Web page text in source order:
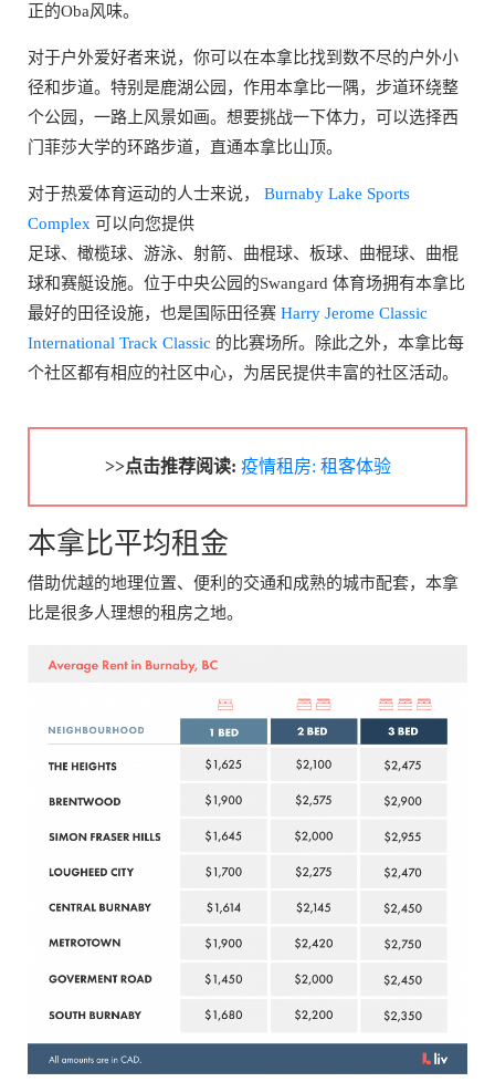
正的Oba风味。
对于户外爱好者来说，你可以在本拿比找到数不尽的户外小
径和步道。特别是鹿湖公园，作用本拿比一隅，步道环绕整
个公园，一路上风景如画。想要挑战一下体力，可以选择西
门菲莎大学的环路步道，直通本拿比山顶。
对于热爱体育运动的人士来说， Burnaby Lake Sports
Complex 可以向您提供
足球、橄榄球、游泳、射箭、曲棍球、板球、曲棍球、曲棍
球和赛艇设施。位于中央公园的Swangard 体育场拥有本拿比
最好的田径设施，也是国际田径赛 Harry Jerome Classic
International Track Classic 的比赛场所。除此之外，本拿比每
个社区都有相应的社区中心，为居民提供丰富的社区活动。
>>点击推荐阅读: 疫情租房: 租客体验
本拿比平均租金
借助优越的地理位置、便利的交通和成熟的城市配套，本拿
比是很多人理想的租房之地。